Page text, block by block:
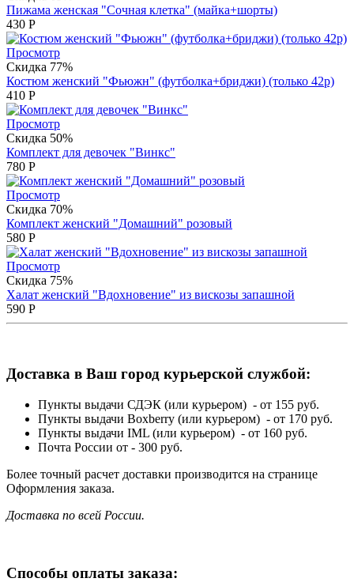
Пижама женская "Сочная клетка" (майка+шорты)
430 Р
Просмотр
Скидка 77%
Костюм женский "Фьюжн" (футболка+бриджи) (только 42р)
410 Р
Просмотр
Скидка 50%
Комплект для девочек "Винкс"
780 Р
Просмотр
Скидка 70%
Комплект женский "Домашний" розовый
580 Р
Просмотр
Скидка 75%
Халат женский "Вдохновение" из вискозы запашной
590 Р
Доставка в Ваш город курьерской службой:
Пункты выдачи СДЭК (или курьером) - от 155 руб.
Пункты выдачи Boxberry (или курьером) - от 170 руб.
Пункты выдачи IML (или курьером) - от 160 руб.
Почта России от - 300 руб.
Более точный расчет доставки производится на странице
Оформления заказа.
Доставка по всей России.
Способы оплаты заказа: